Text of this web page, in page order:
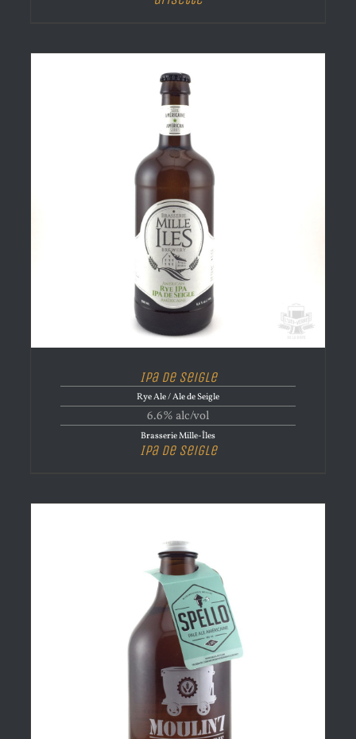
Ipa de Seigle
Rye Ale / Ale de Seigle
6.6% alc/vol
Brasserie Mille-Îles
Ipa de Seigle